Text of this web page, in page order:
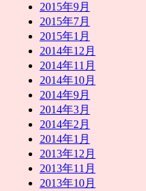
2015年9月
2015年7月
2015年1月
2014年12月
2014年11月
2014年10月
2014年9月
2014年3月
2014年2月
2014年1月
2013年12月
2013年11月
2013年10月